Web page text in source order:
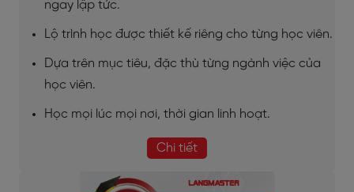
ngay lập tức.
Lộ trình học được thiết kế riêng cho từng học viên.
Dựa trên mục tiêu, đặc thù từng ngành việc của
học viên.
Học mọi lúc mọi nơi, thời gian linh hoạt.
Chi tiết